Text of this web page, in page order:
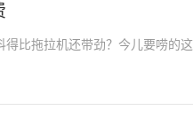
得比拖拉机还带劲？今儿要唠